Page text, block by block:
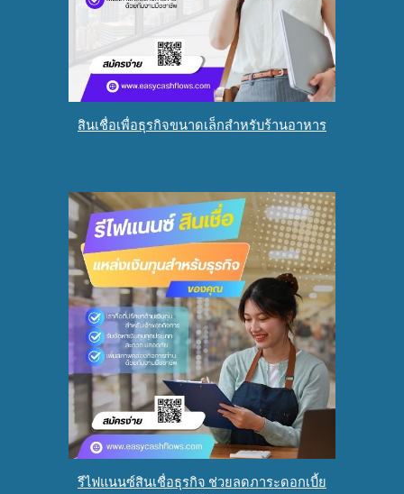
สินเชื่อเพื่อธุรกิจขนาดเล็กสำหรับร้านอาหาร
รีไฟแนนซ์สินเชื่อธุรกิจ ช่วยลดภาระดอกเบี้ย